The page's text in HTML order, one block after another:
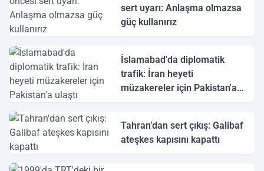
sert uyarı: Anlaşma olmazsa
güç kullanırız
İslamabad'da diplomatik
trafik: İran heyeti
müzakereler için Pakistan'a
Tahran’dan sert çıkış: Galibaf
ateşkes kapısını kapattı